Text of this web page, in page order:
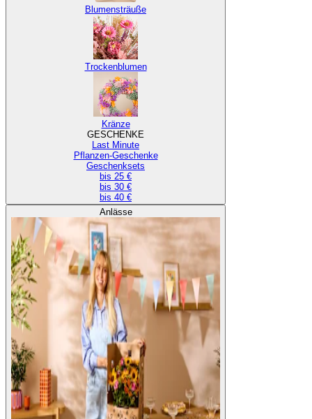
Blumensträuße
Trockenblumen
Kränze
GESCHENKE
Last Minute
Pflanzen-Geschenke
Geschenksets
bis 25 €
bis 30 €
bis 40 €
Anlässe